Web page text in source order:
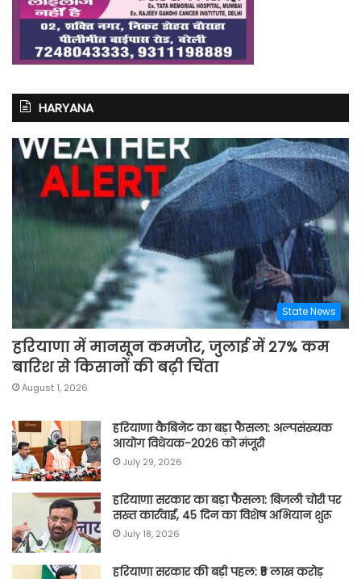
HARYANA
State News
हरियाणा में मानसून कमजोर, जुलाई में 27% कम
बारिश से किसानों की बढ़ी चिंता
August 1, 2026
हरियाणा कैबिनेट का बड़ा फैसला: अल्पसंख्यक
आयोग विधेयक-2026 को मंजूरी
July 29, 2026
हरियाणा सरकार का बड़ा फैसला: बिजली चोरी पर
सख्त कार्रवाई, 45 दिन का विशेष अभियान शुरू
July 18, 2026
हरियाणा सरकार की बड़ी पहल: ₹5 लाख करोड़